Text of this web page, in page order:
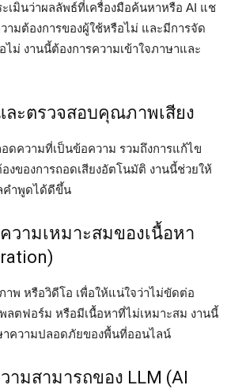
ะเมินว่าผลลัพธ์ที่เครื่องมือค้นหาหรือ AI แช
มต้องการของผู้ใช้หรือไม่ และมีการจัด
ม่ งานนี้ต้องการความเข้าใจภาษาและ
ละตรวจสอบคุณภาพเสียง
อดความที่เป็นข้อความ รวมถึงการแก้ไข
งของการถอดเสียงอัตโนมัติ งานนี้ช่วยให้
คำพูดได้ดีขึ้น
วามเหมาะสมของเนื้อหา
าพ หรือวิดีโอ เพื่อให้แน่ใจว่าไม่ขัดต่อ
ลตฟอร์ม หรือมีเนื้อหาที่ไม่เหมาะสม งานนี้
ความปลอดภัยของพื้นที่ออนไลน์
ามสามารถของ LLM (AI